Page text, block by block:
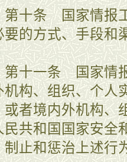
条 国家情报工
要的方式、手段和
一条 国家情报
机构、组织、个人
或者境内外机构、
民共和国国家安全
制止和惩治上述行